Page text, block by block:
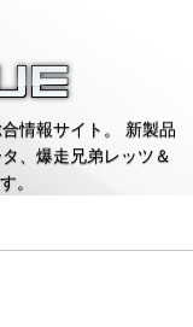
情報サイト。 新製品
、爆走兄弟レッツ＆
。